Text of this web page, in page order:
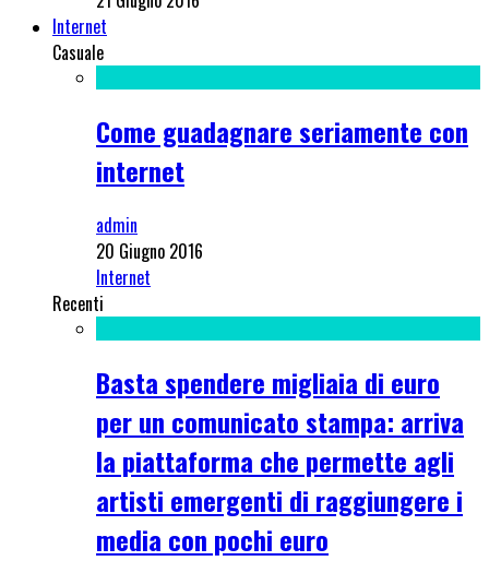
Internet
Casuale
Come guadagnare seriamente con
internet
admin
20 Giugno 2016
Internet
Recenti
Basta spendere migliaia di euro
per un comunicato stampa: arriva
la piattaforma che permette agli
artisti emergenti di raggiungere i
media con pochi euro